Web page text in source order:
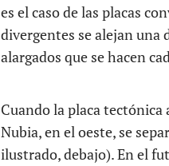
es el caso de las placas
divergentes se alejan una
alargados que se hacen
Cuando la placa tectónica
Nubia, en el oeste, se
ilustrado, debajo). En el